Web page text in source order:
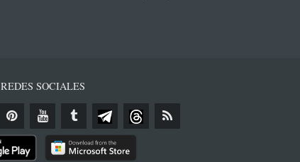
REDES SOCIALES